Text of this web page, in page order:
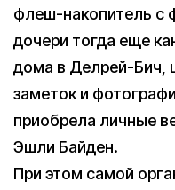
флеш-накопитель с
дочери тогда еще
дома в Делрей-Бич,
заметок и
приобрела личные
Эшли Байден.
При этом самой